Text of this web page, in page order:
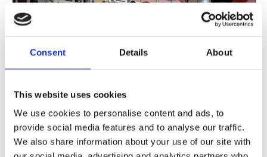
Consent Details About
This website uses cookies
We use cookies to personalise content and ads, to
provide social media features and to analyse our traffic.
We also share information about your use of our site with